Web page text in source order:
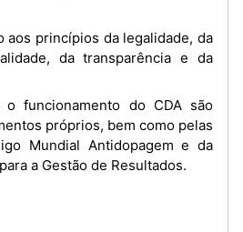
da transparência e da
próprios, bem como pelas
Mundial Antidopagem e da
a Gestão de Resultados.